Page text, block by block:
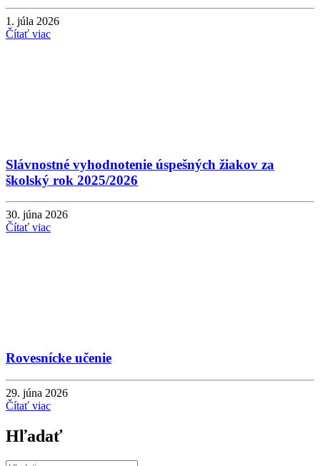
1. júla 2026
Čítať viac
Slávnostné vyhodnotenie úspešných žiakov za
školský rok 2025/2026
30. júna 2026
Čítať viac
Rovesnícke učenie
29. júna 2026
Čítať viac
Hľadať